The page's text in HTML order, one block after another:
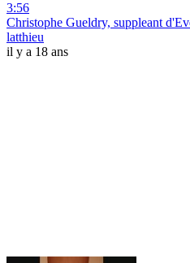
3:56
Christophe Gueldry, suppleant
latthieu
il y a 18 ans